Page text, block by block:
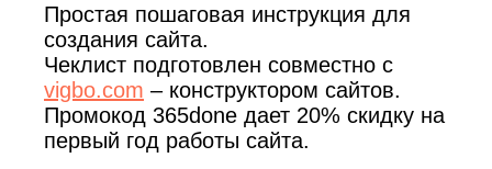
Простая пошаговая инструкция для
создания сайта.
Чеклист подготовлен совместно с
vigbo.com – конструктором сайтов.
Промокод 365done дает 20% скидку на
первый год работы сайта.